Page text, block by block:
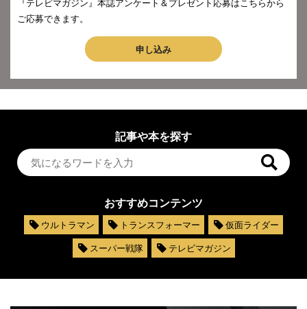
ご応募できます。
申し込み
記事や本を探す
おすすめコンテンツ
ウルトラマン トランスフォーマー
仮面ライダー
スーパー戦隊
テレビマガジン